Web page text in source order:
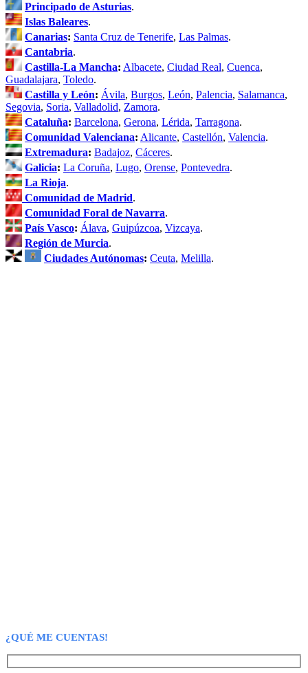
Principado de Asturias.
Islas Baleares.
Canarias: Santa Cruz de Tenerife, Las Palmas.
Cantabria.
Castilla-La Mancha: Albacete, Ciudad Real, Cuenca,
Guadalajara, Toledo.
Castilla y León: Ávila, Burgos, León, Palencia, Salamanca,
Segovia, Soria, Valladolid, Zamora.
Cataluña: Barcelona, Gerona, Lérida, Tarragona.
Comunidad Valenciana: Alicante, Castellón, Valencia.
Extremadura: Badajoz, Cáceres.
Galicia: La Coruña, Lugo, Orense, Pontevedra.
La Rioja.
Comunidad de Madrid.
Comunidad Foral de Navarra.
País Vasco: Álava, Guipúzcoa, Vizcaya.
Región de Murcia.
Ciudades Autónomas: Ceuta, Melilla.
¿QUÉ ME CUENTAS!